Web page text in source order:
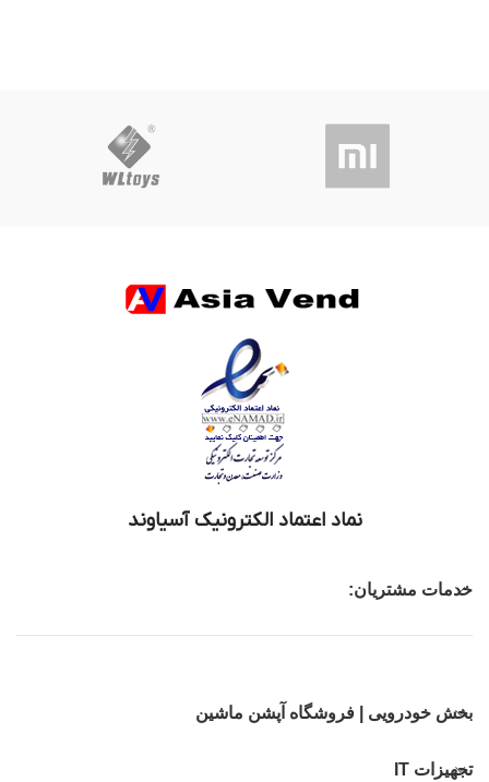
نماد اعتماد الکترونیک آسیاوند
خدمات مشتریان:
بخش خودرویی | فروشگاه آپشن ماشین
تجهیزات IT